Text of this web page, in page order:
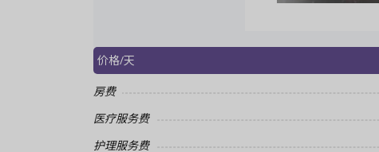
价格/天
房费
医疗服务费
护理服务费